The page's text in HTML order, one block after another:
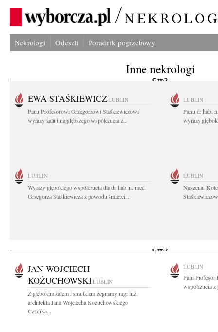
Nekrologi Odeszli Poradnik pogrzebowy
Inne nekrologi
EWA STAŚKIEWICZ LUBLIN
Panu Profesorowi Grzegorzowi Staśkiewiczowi
wyrazy żalu i najgłębszego współczucia z...
LUBLIN
Panu dr hab.
wyrazy
LUBLIN
Wyrazy głębokiego współczucia dla dr hab. n. med.
Grzegorza Staśkiewicza z powodu śmierci...
LUBLIN
Naszemu
JAN WOJCIECH
KOŻUCHOWSKI LUBLIN
Z głębokim żalem i smutkiem żegnamy mgr inż.
architekta Jana Wojciecha Kożuchowskiego
Członka...
LUBLIN
Pani Profesor
współczucia